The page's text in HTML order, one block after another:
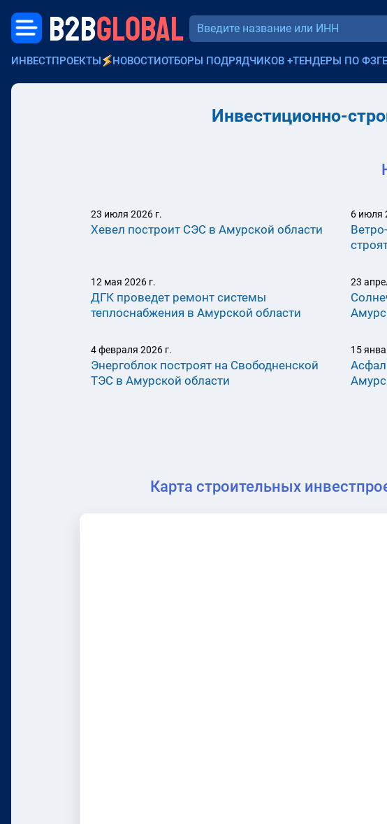
B2BGLOBAL
ИНВЕСТПРОЕКТЫ НОВОСТИОТБОРЫ ПОДРЯДЧИКОВ +ТЕНДЕРЫ ПО ФЗ
Инвестиционно-
23 июля 2026 г.
Хевел построит СЭС в Амурской области
6 июля
12 мая 2026 г.
ДГК проведет ремонт системы
теплоснабжения в Амурской области
23
4 февраля 2026 г.
Энергоблок построят на Свободненской
ТЭС в Амурской области
15
Карта строительных